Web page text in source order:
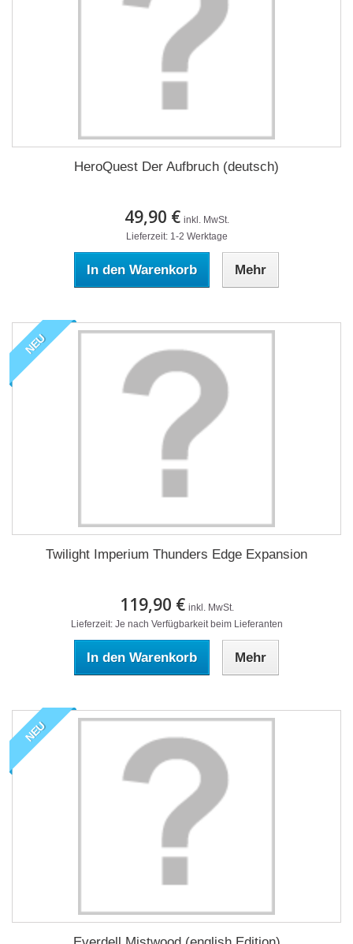
HeroQuest Der Aufbruch (deutsch)
49,90 € inkl. MwSt.
Lieferzeit: 1-2 Werktage
In den Warenkorb Mehr
NEU
Twilight Imperium Thunders Edge Expansion
119,90 € inkl. MwSt.
Lieferzeit: Je nach Verfügbarkeit beim Lieferanten
In den Warenkorb Mehr
NEU